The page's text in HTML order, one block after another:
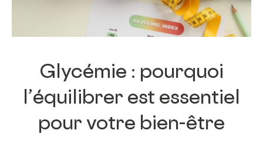
Glycémie : pourquoi
l’équilibrer est essentiel
pour votre bien-être